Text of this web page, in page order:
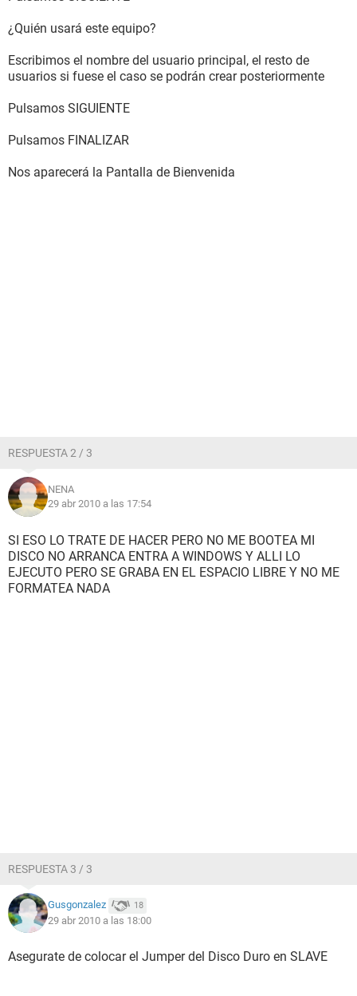
¿Quién usará este equipo?
Escribimos el nombre del usuario principal, el resto de
usuarios si fuese el caso se podrán crear posteriormente
Pulsamos SIGUIENTE
Pulsamos FINALIZAR
Nos aparecerá la Pantalla de Bienvenida
RESPUESTA 2 / 3
NENA
29 abr 2010 a las 17:54
SI ESO LO TRATE DE HACER PERO NO ME BOOTEA MI
DISCO NO ARRANCA ENTRA A WINDOWS Y ALLI LO
EJECUTO PERO SE GRABA EN EL ESPACIO LIBRE Y NO ME
FORMATEA NADA
RESPUESTA 3 / 3
Gusgonzalez 18
29 abr 2010 a las 18:00
Asegurate de colocar el Jumper del Disco Duro en SLAVE